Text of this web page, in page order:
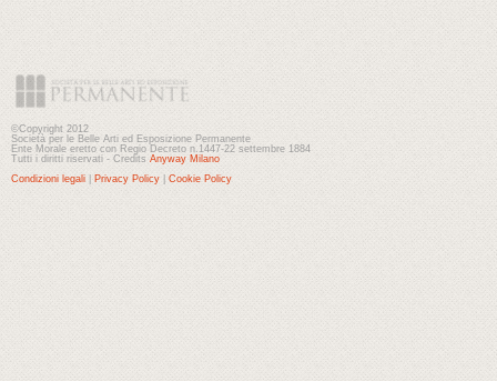
©Copyright 2012
Società per le Belle Arti ed Esposizione Permanente
Ente Morale eretto con Regio Decreto n.1447-22 settembre 1884
Tutti i diritti riservati - Credits Anyway Milano
Condizioni legali
Privacy Policy Cookie Policy